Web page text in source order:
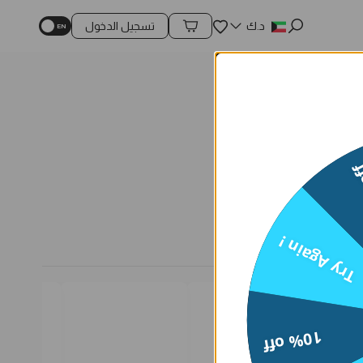
د.ك المفضلة
محتويات السلة
تسجيل الدخول
10% off
Try Again !